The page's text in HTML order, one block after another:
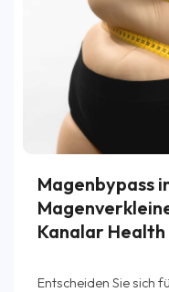
Magenbypass
Kanalar Health
Entscheiden Sie sich